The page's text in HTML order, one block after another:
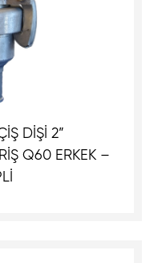
DİŞİ 2”
Q60 ERKEK –